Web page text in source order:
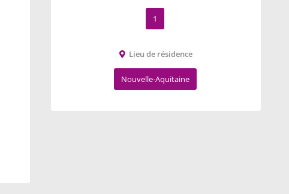
1
Lieu de résidence
Nouvelle-Aquitaine